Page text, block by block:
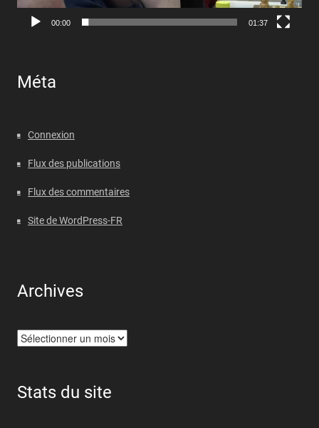
00:00 01:37
Méta
Connexion
Flux des publications
Flux des commentaires
Site de WordPress-FR
Archives
Archives
Stats du site